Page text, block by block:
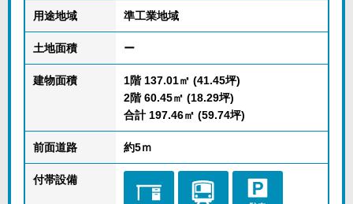
用途地域 準工業地域
土地面積 ー
建物面積
1階 137.01㎡ (41.45坪)
2階 60.45㎡ (18.29坪)
合計 197.46㎡ (59.74坪)
前面道路 約5ｍ
付帯設備